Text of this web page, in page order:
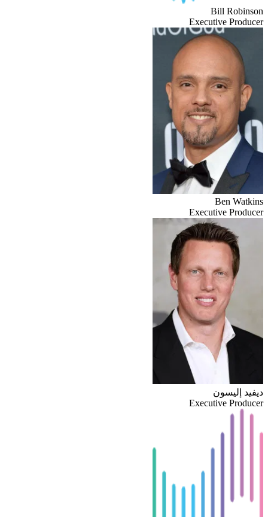
Bill Robinson
Executive Producer
Ben Watkins
Executive Producer
ديفيد إليسون
Executive Producer